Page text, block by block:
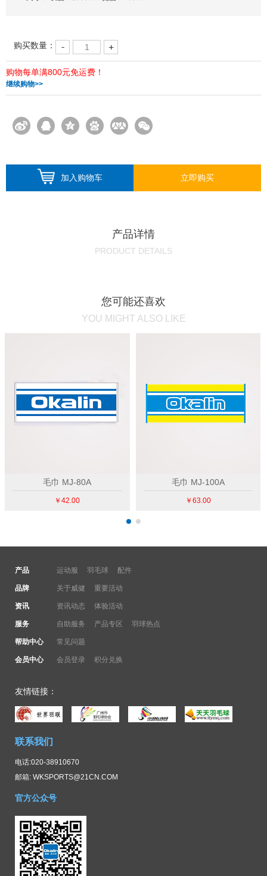
购买数量：
购物每单满800元免运费！
继续购物>>
加入购物车 立即购买
产品详情
PRODUCT DETAILS
您可能还喜欢
YOU MIGHT ALSO LIKE
产品 运动服 羽毛球 配件
品牌 关于威健 重要活动
资讯 资讯动态 体验活动
服务 自助服务 产品专区 羽球热点
帮助中心 常见问题
会员中心 会员登录 积分兑换
友情链接：
联系我们
电话:020-38910670
邮箱: WKSPORTS@21CN.COM
官方公众号